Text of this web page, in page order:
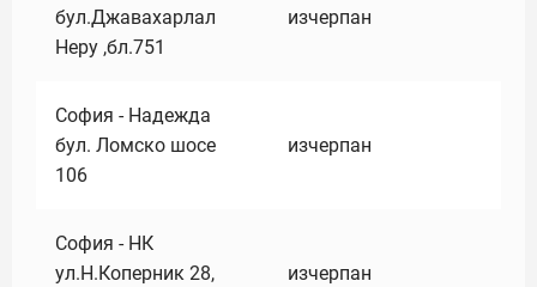
бул.Джавахарлал
Неру ,бл.751
изчерпан
София - Надежда
бул. Ломско шосе
106
изчерпан
София - НК
ул.Н.Коперник 28,
изчерпан